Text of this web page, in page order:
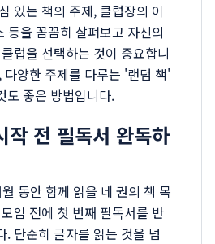
있는 책의 주제, 클럽장의 이
등을 꼼꼼히 살펴보고 자신의
럽을 선택하는 것이 중요합니
다양한 주제를 다루는 '랜덤 책'
도 좋은 방법입니다.
작 전 필독서 완독하
동안 함께 읽을 네 권의 책 목
임 전에 첫 번째 필독서를 반
. 단순히 글자를 읽는 것을 넘